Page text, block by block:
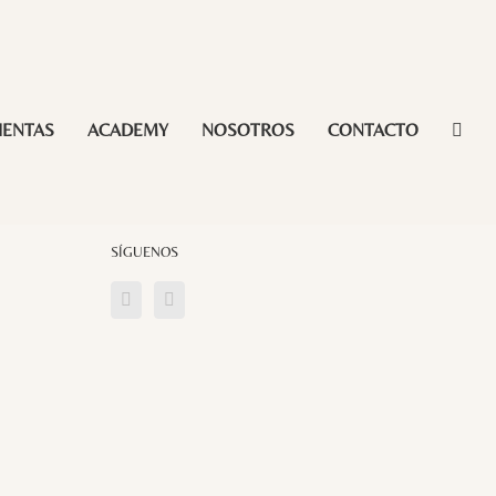
ACADEMY NOSOTROS CONTACTO
SÍGUENOS